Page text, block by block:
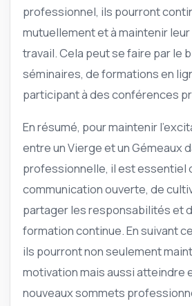
professionnel, ils pourront
mutuellement et à maintenir
travail. Cela peut se faire par le
séminaires, de formations en
participant à des conférences
En résumé, pour maintenir
entre un Vierge et un Gémeaux
professionnelle, il est essentiel
communication ouverte, de
partager les responsabilités et
formation continue. En suivant
ils pourront non seulement
motivation mais aussi atteindre
nouveaux sommets